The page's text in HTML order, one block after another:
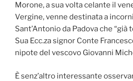
Morone, a sua volta celante il
Vergine, venne destinata a
Sant’Antonio da Padova che “già
Sua Ecc.za signor Conte
nipote del vescovo Giovanni
È senz’altro interessante